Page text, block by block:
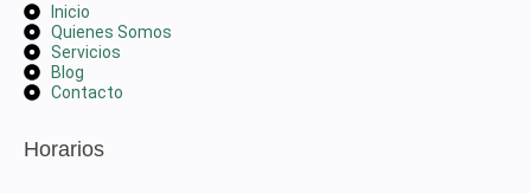
Inicio
Quienes Somos
Servicios
Blog
Contacto
Horarios